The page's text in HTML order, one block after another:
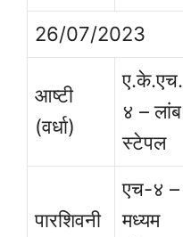
26/07/2023
आष्टी
(वर्धा)
ए.के.एच.
४ – लांब
स्टेपल
पारशिवनी
एच-४ –
मध्यम